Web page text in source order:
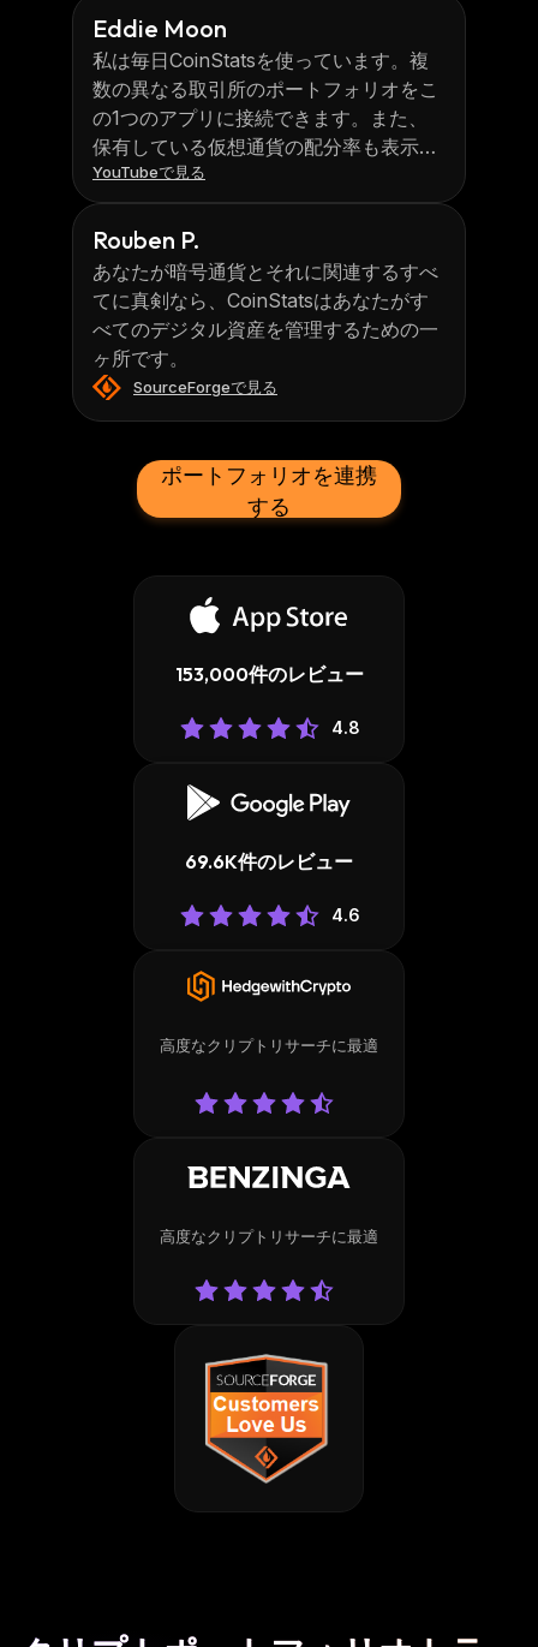
Eddie Moon
私は毎日CoinStatsを使っています。複
数の異なる取引所のポートフォリオをこ
の1つのアプリに接続できます。また、
保有している仮想通貨の配分率も表示さ
れます。
YouTubeで見る
Rouben P.
あなたが暗号通貨とそれに関連するすべ
てに真剣なら、CoinStatsはあなたがす
べてのデジタル資産を管理するための一
ヶ所です。
SourceForgeで見る
ポートフォリオを連携
する
153,000件のレビュー
4.8
69.6K件のレビュー
4.6
高度なクリプトリサーチに最適
高度なクリプトリサーチに最適